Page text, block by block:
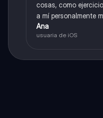
cosas, como
a mí personalmente
Ana
usuaria de iOS